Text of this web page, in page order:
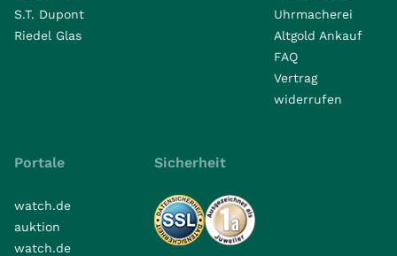
S.T. Dupont
Riedel Glas
Uhrmacherei
Altgold Ankauf
FAQ
Vertrag
widerrufen
Portale
watch.de
auktion
watch.de
Sicherheit